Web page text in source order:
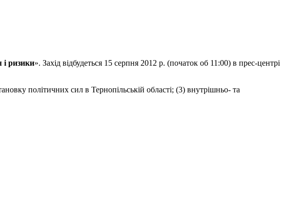
і ризики». Захід відбудеться 15 серпня 2012 р. (початок об 11:00) в прес-центрі
політичних сил в Тернопільській області; (3) внутрішньо- та